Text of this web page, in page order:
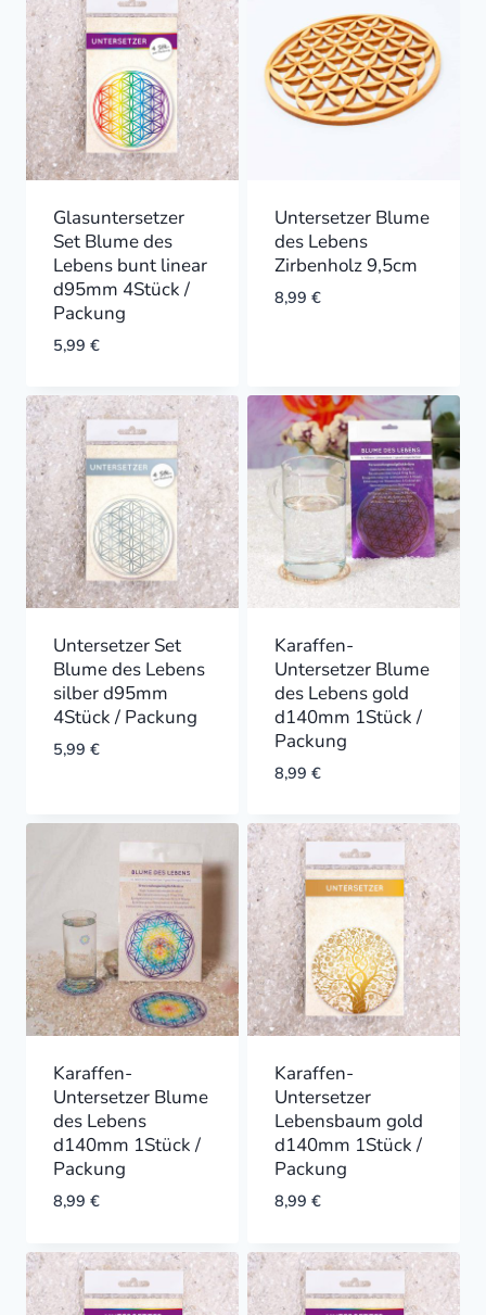
Glasuntersetzer
Set Blume des
Lebens bunt linear
d95mm 4Stück /
Packung
5,99 €
Untersetzer Blume
des Lebens
Zirbenholz 9,5cm
8,99 €
Untersetzer Set
Blume des Lebens
silber d95mm
4Stück / Packung
5,99 €
Karaffen-
Untersetzer Blume
des Lebens gold
d140mm 1Stück /
Packung
8,99 €
Karaffen-
Untersetzer Blume
des Lebens
d140mm 1Stück /
Packung
8,99 €
Karaffen-
Untersetzer
Lebensbaum gold
d140mm 1Stück /
Packung
8,99 €